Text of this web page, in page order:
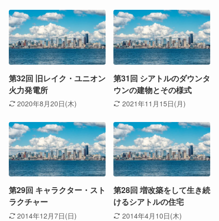
第32回 旧レイク・ユニオン
火力発電所
2020年8月20日(木)
第31回 シアトルのダウンタ
ウンの建物とその様式
2021年11月15日(月)
第29回 キャラクター・スト
ラクチャー
2014年12月7日(日)
第28回 増改築をして生き続
けるシアトルの住宅
2014年4月10日(木)